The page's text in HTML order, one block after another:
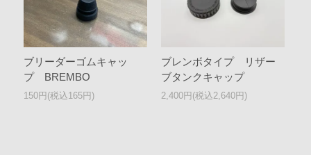
ブリーダーゴムキャッ
プ BREMBO
150円(税込165円)
ブレンボタイプ リザー
ブタンクキャップ
2,400円(税込2,640円)